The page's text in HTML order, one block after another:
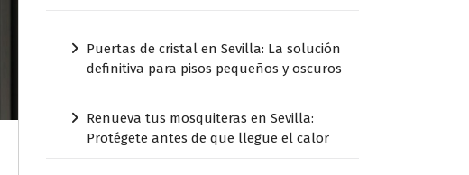
Puertas de cristal en Sevilla: La solución
definitiva para pisos pequeños y oscuros
Renueva tus mosquiteras en Sevilla:
Protégete antes de que llegue el calor